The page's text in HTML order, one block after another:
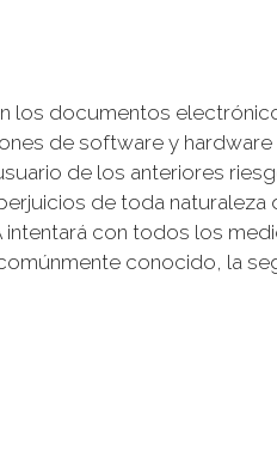
los documentos
de software y hardware
de los anteriores
de toda naturaleza
con todos los
conocido, la